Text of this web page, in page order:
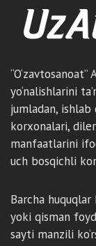
yo‘nalishlarini
jumladan,
korxonalari,
manfaatlarini
uch bosqichli
Barcha
yoki qisman
sayti manzili